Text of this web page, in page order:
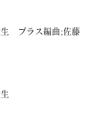
ブラス編曲;佐藤